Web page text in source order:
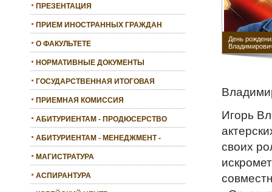
ПРЕЗЕНТАЦИЯ
ПРИЕМ ИНОСТРАННЫХ ГРАЖДАН
О ФАКУЛЬТЕТЕ
НОРМАТИВНЫЕ ДОКУМЕНТЫ
ГОСУДАРСТВЕННАЯ ИТОГОВАЯ
ПРИЕМНАЯ КОМИССИЯ
АБИТУРИЕНТАМ - ПРОДЮСЕРСТВО
АБИТУРИЕНТАМ - МЕНЕДЖМЕНТ -
МАГИСТРАТУРА
АСПИРАНТУРА
День
Игорь
своих